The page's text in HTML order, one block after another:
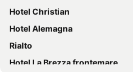
Hotel Christian
Hotel Alemagna
Rialto
Hotel La Brezza frontemare